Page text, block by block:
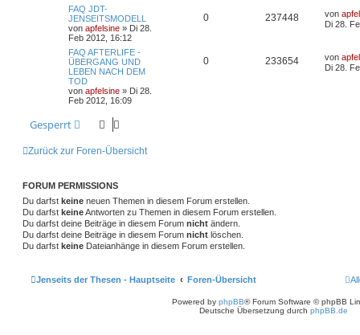
FAQ JDT-
JENSEITSMODELL
von apfelsine » Di 28.
Feb 2012, 16:12
0 237448 von
Di 28.
FAQ AFTERLIFE -
ÜBERGANG UND
LEBEN NACH DEM
TOD
von apfelsine » Di 28.
Feb 2012, 16:09
0 233654 von
Di 28.
Gesperrt
Zurück zur Foren-Übersicht
FORUM PERMISSIONS
Du darfst keine neuen Themen in diesem Forum erstellen.
Du darfst keineAntworten zu Themen in diesem Forum erstellen.
Du darfst deine Beiträge in diesem Forum nicht ändern.
Du darfst deine Beiträge in diesem Forum nicht löschen.
Du darfst keine Dateianhänge in diesem Forum erstellen.
Jenseits der Thesen - Hauptseite Foren-Übersicht
Powered by phpBB® Forum Software © phpBB
Deutsche Übersetzung durch phpBB.de